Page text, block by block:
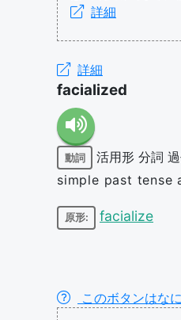
詳細
詳細
facialized
動詞 活用形 分詞
simple past
原形: facialize
このボタンはな